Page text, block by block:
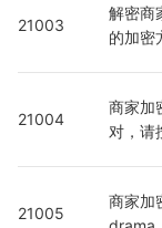
21003
解密商
的加密
21004
商家加
对，请
21005
商家加